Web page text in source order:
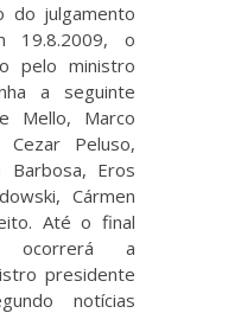
do julgamento
19.8.2009, o
pelo ministro
a seguinte
Mello, Marco
Cezar Peluso,
Barbosa, Eros
Cármen
Até o final
a
presidente
notícias